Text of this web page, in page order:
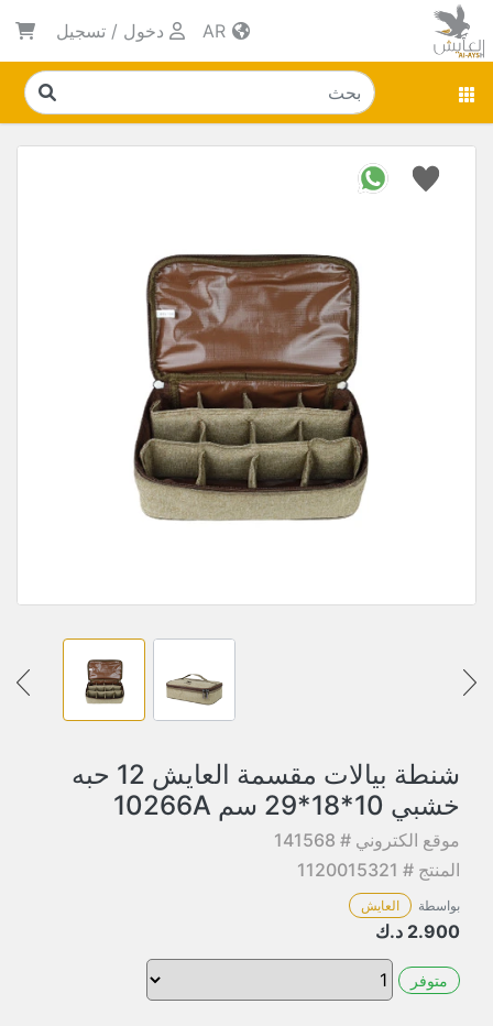
دخول / تسجيل
شنطة بيالات مقسمة العايش 12 حبه
خشبي 10*18*29 سم 10266A
موقع الكتروني # 141568
المنتج # 1120015321
بواسطة العايش
2.900 د.ك
متوفر